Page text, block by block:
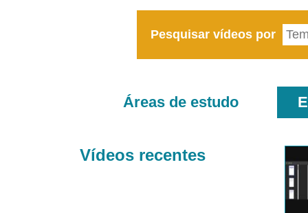
Pesquisar vídeos por
Áreas de estudo
Vídeos recentes